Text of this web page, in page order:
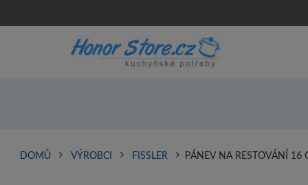
DOMŮ VÝROBCI FISSLER PÁNEV NA RESTOVÁNÍ 16